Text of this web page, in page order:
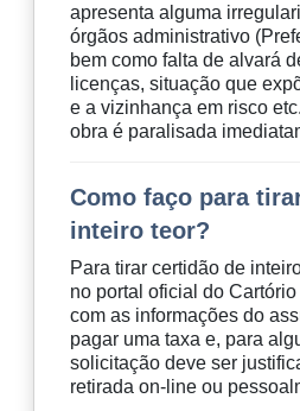
apresenta alguma
órgãos administrativo
bem como falta de alvará
licenças, situação que
e a vizinhança em risco
obra é paralisada
Como faço para
inteiro teor?
Para tirar certidão de
no portal oficial do
com as informações do
pagar uma taxa e, para
solicitação deve ser
retirada on-line ou